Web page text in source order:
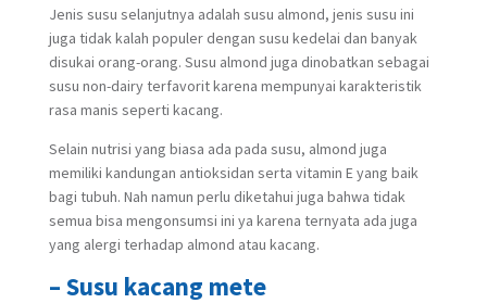
Jenis susu selanjutnya adalah susu almond, jenis susu ini
juga tidak kalah populer dengan susu kedelai dan banyak
disukai orang-orang. Susu almond juga dinobatkan sebagai
susu non-dairy terfavorit karena mempunyai karakteristik
rasa manis seperti kacang.
Selain nutrisi yang biasa ada pada susu, almond juga
memiliki kandungan antioksidan serta vitamin E yang baik
bagi tubuh. Nah namun perlu diketahui juga bahwa tidak
semua bisa mengonsumsi ini ya karena ternyata ada juga
yang alergi terhadap almond atau kacang.
– Susu kacang mete